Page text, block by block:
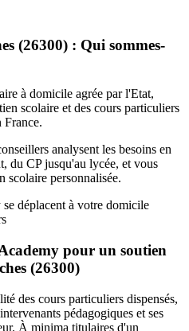
(26300) : Qui sommes-
à domicile agrée par l'Etat,
scolaire et des cours particuliers
France.
analysent les besoins en
du CP jusqu'au lycée, et vous
scolaire personnalisée.
déplacent à votre domicile
pour un soutien
(26300)
des cours particuliers dispensés,
pédagogiques et ses
À minima titulaires d'un